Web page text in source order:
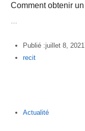
Comment obtenir
Publié :juillet 8, 2021
Author
recit
Actualité